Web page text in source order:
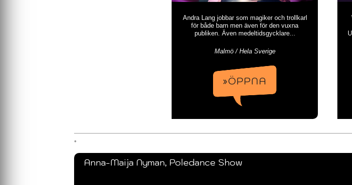
Andra Lang jobbar som magiker och trollkarl
för både barn men även för den vuxna
publiken. Även medeltidsgycklare...
Malmö / Hela Sverige
»ÖPPNA
Anna-Maija Nyman, Poledance Show